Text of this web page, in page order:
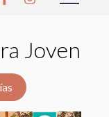
Joven